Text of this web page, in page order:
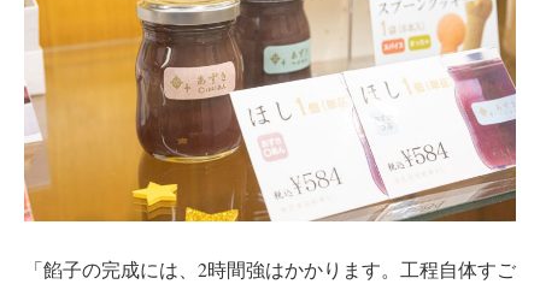
「餡子の完成には、2時間強はかかります。工程自体すご